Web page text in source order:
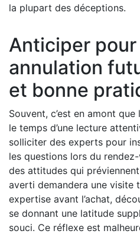
la plupart des déceptions.
Anticiper
annulation
et bonne
Souvent, c’est en amont
le temps d’une lecture
solliciter des experts pour
les questions lors du
des attitudes qui
averti demandera une visite
expertise avant l’achat,
se donnant une latitude
souci. Ce réflexe est